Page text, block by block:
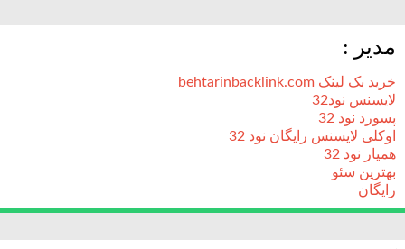
مدیر :
خرید بک لینک behtarinbacklink.com
لایسنس نود32
پسورد نود 32
اوکلی لایسنس رایگان نود 32
همیار نود 32
بهترین سئو
رایگان